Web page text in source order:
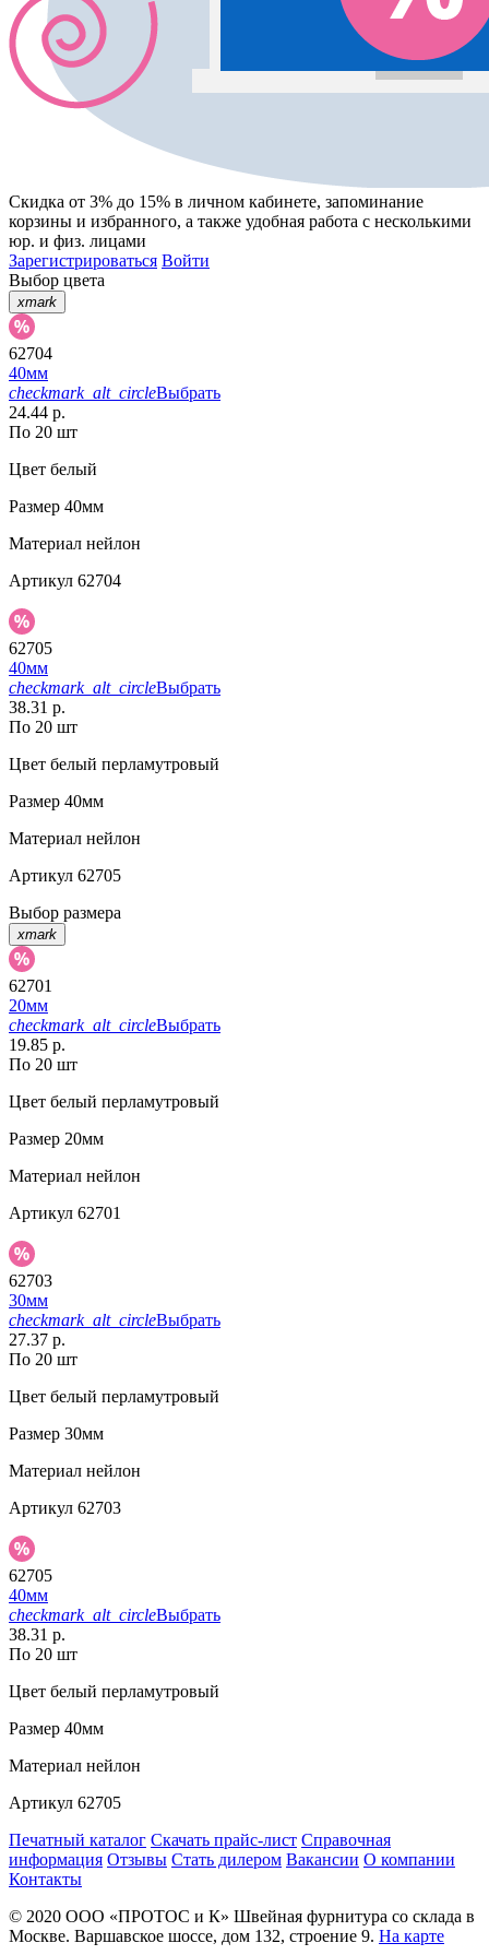
Скидка от 3% до 15% в личном кабинете, запоминание
корзины и избранного, а также удобная работа с несколькими
юр. и физ. лицами
Зарегистрироваться Войти
Выбор цвета
xmark
62704
40мм
checkmark_alt_circleВыбрать
24.44 р.
По 20 шт
Цвет белый
Размер 40мм
Материал нейлон
Артикул 62704
62705
40мм
checkmark_alt_circleВыбрать
38.31 р.
По 20 шт
Цвет белый перламутровый
Размер 40мм
Материал нейлон
Артикул 62705
Выбор размера
xmark
62701
20мм
checkmark_alt_circleВыбрать
19.85 р.
По 20 шт
Цвет белый перламутровый
Размер 20мм
Материал нейлон
Артикул 62701
62703
30мм
checkmark_alt_circleВыбрать
27.37 р.
По 20 шт
Цвет белый перламутровый
Размер 30мм
Материал нейлон
Артикул 62703
62705
40мм
checkmark_alt_circleВыбрать
38.31 р.
По 20 шт
Цвет белый перламутровый
Размер 40мм
Материал нейлон
Артикул 62705
Печатный каталог Скачать прайс-лист Справочная
информация Отзывы Стать дилером Вакансии О компании
Контакты
© 2020 ООО «ПРОТОС и К» Швейная фурнитура со склада в
Москве. Варшавское шоссе, дом 132, строение 9. На карте